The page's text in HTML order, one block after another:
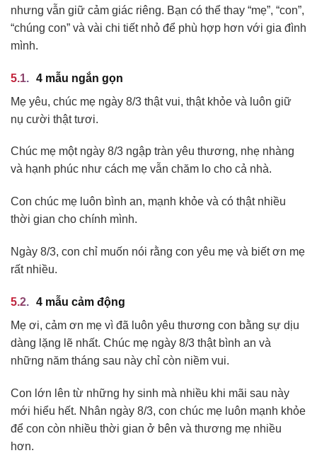
nhưng vẫn giữ cảm giác riêng. Bạn có thể thay “mẹ”, “con”,
“chúng con” và vài chi tiết nhỏ để phù hợp hơn với gia đình
mình.
4 mẫu ngắn gọn
Mẹ yêu, chúc mẹ ngày 8/3 thật vui, thật khỏe và luôn giữ
nụ cười thật tươi.
Chúc mẹ một ngày 8/3 ngập tràn yêu thương, nhẹ nhàng
và hạnh phúc như cách mẹ vẫn chăm lo cho cả nhà.
Con chúc mẹ luôn bình an, mạnh khỏe và có thật nhiều
thời gian cho chính mình.
Ngày 8/3, con chỉ muốn nói rằng con yêu mẹ và biết ơn mẹ
rất nhiều.
4 mẫu cảm động
Mẹ ơi, cảm ơn mẹ vì đã luôn yêu thương con bằng sự dịu
dàng lặng lẽ nhất. Chúc mẹ ngày 8/3 thật bình an và
những năm tháng sau này chỉ còn niềm vui.
Con lớn lên từ những hy sinh mà nhiều khi mãi sau này
mới hiểu hết. Nhân ngày 8/3, con chúc mẹ luôn mạnh khỏe
để con còn nhiều thời gian ở bên và thương mẹ nhiều
hơn.